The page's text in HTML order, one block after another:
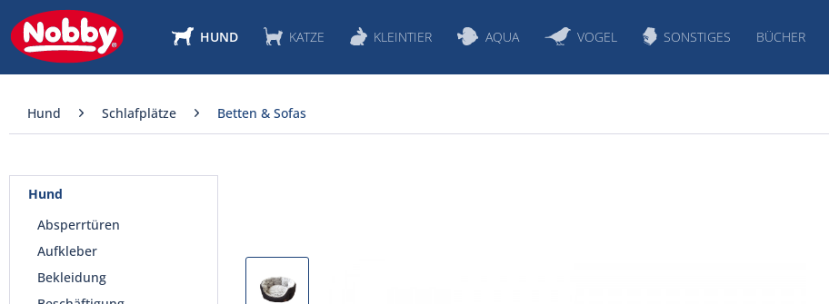
HUND KATZE KLEINTIER AQUA VOGEL SONSTIGES BÜCHER
Hund Schlafplätze Betten & Sofas
Hund
Absperrtüren
Aufkleber
Bekleidung